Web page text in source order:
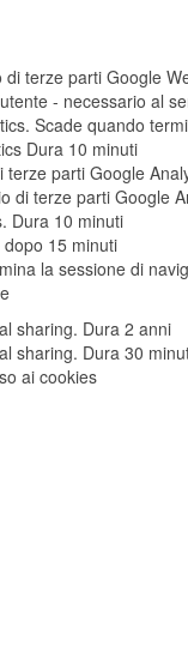
di terze parti Google
- necessario al
Scade quando
Dura 10 minuti
terze parti Google
di terze parti Google
Dura 10 minuti
15 minuti
la sessione di
sharing. Dura 2 anni
sharing. Dura 30
ai cookies